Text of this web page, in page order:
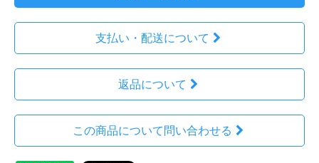
支払い・配送について
返品について
この商品について問い合わせる